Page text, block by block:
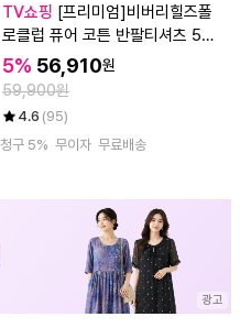
TV쇼핑
로클럽 퓨어 코튼 반팔티셔츠 5종,
여성
5% 56,910원
59,900원
4.6 (95)
청구 5% 무이자 무료배송